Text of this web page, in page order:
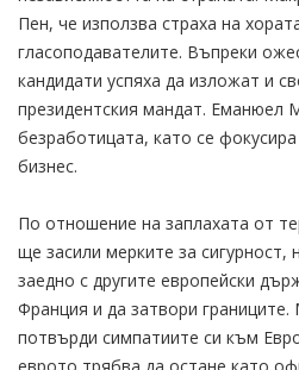
Пен, че използва страха на
гласоподавателите. Въпреки
кандидати успяха да изложат и
президентския мандат. Еманюел
безработицата, като се
бизнес.
По отношение на заплахата от
ще засили мерките за сигурност,
заедно с другите европейски
Франция и да затвори
потвърди симпатиите си към